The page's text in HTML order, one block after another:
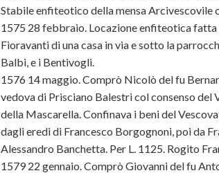
Stabile enfiteotico della mensa Arcivescovile
1575 28 febbraio. Locazione enfiteotica
Fioravanti di una casa in via e sotto la
Balbi, e i Bentivogli.
1576 14 maggio. Comprò Nicolò del fu
vedova di Prisciano Balestri col consenso del
della Mascarella. Confinava i beni del
dagli eredi di Francesco Borgognoni, poi da
Alessandro Banchetta. Per L. 1125. Rogito
1579 22 gennaio. Comprò Giovanni del fu